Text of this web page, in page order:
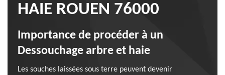
HAIE ROUEN 76000
Importance de procéder à un
Dessouchage arbre et haie
Les souches laissées sous terre peuvent devenir